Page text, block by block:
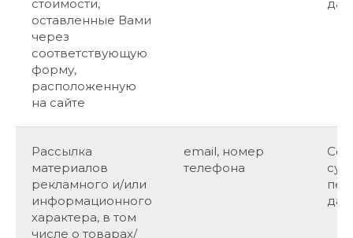
стоимости,
оставленные Вами
через
соответствующую
форму,
расположенную
на сайте
Рассылка
материалов
рекламного и/или
информационного
характера, в том
числе о товарах/
email, номер
телефона